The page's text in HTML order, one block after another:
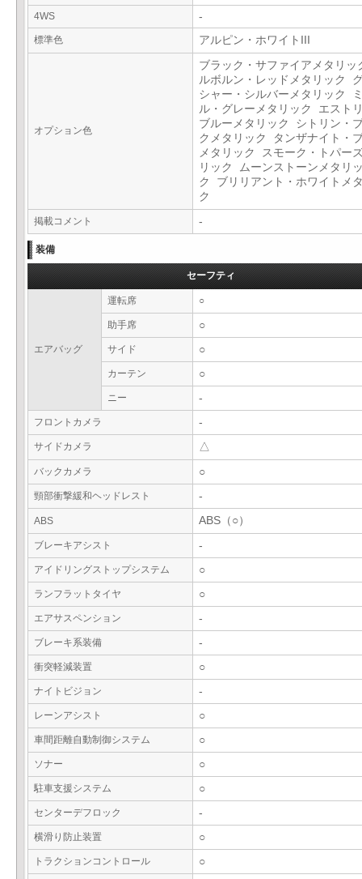
4WS -
標準色 アルピン・ホワイトIII
オプション色
ブラック・サファイアメタリ
ルボルン・レッドメタリック
シャー・シルバーメタリック
ル・グレーメタリック エスト
ブルーメタリック シトリン・
クメタリック タンザナイト・
メタリック スモーク・トパー
リック ムーンストーンメタリ
ク ブリリアント・ホワイトメ
ク
掲載コメント -
装備
セーフティ
エアバッグ
運転席 ○
助手席 ○
サイド ○
カーテン ○
ニー -
フロントカメラ -
サイドカメラ △
バックカメラ ○
頸部衝撃緩和ヘッドレスト -
ABS ABS（○）
ブレーキアシスト -
アイドリングストップシステム ○
ランフラットタイヤ ○
エアサスペンション -
ブレーキ系装備 -
衝突軽減装置 ○
ナイトビジョン -
レーンアシスト ○
車間距離自動制御システム ○
ソナー ○
駐車支援システム ○
センターデフロック -
横滑り防止装置 ○
トラクションコントロール ○